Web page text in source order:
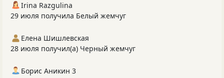
Irina Razgulina
29 июля получила Белый жемчуг
Елена Шишлевская
28 июля получил(а) Черный жемчуг
Борис Аникин 3